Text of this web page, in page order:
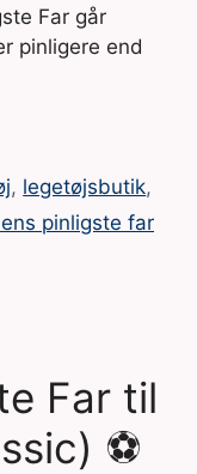
Far går
pinligere end
, legetøjsbutik,
pinligste far
Far til
⚽